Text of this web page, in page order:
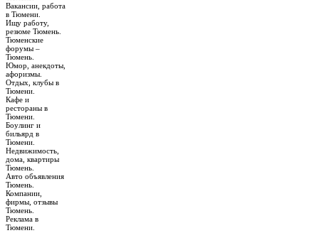
Вакансии, работа
в Тюмени.
Ищу работу,
резюме Тюмень.
Тюменские
форумы –
Тюмень.
Юмор, анекдоты,
афоризмы.
Отдых, клубы в
Тюмени.
Кафе и
рестораны в
Тюмени.
Боулинг и
бильярд в
Тюмени.
Недвижимость,
дома, квартиры
Тюмень.
Авто объявления
Тюмень.
Компании,
фирмы, отзывы
Тюмень.
Реклама в
Тюмени.